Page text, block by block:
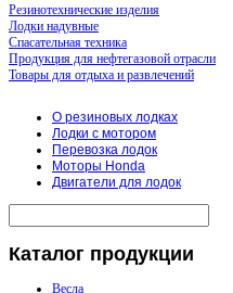
Резинотехнические изделия
Лодки надувные
Спасательная техника
Продукция для нефтегазовой отрасли
Товары для отдыха и развлечений
О резиновых лодках
Лодки с мотором
Перевозка лодок
Моторы Honda
Двигатели для лодок
Каталог продукции
Весла